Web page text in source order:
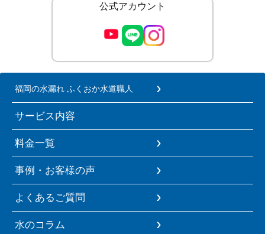
公式アカウント
福岡の水漏れ ふくおか水道職人
サービス内容
料金一覧
事例・お客様の声
よくあるご質問
水のコラム